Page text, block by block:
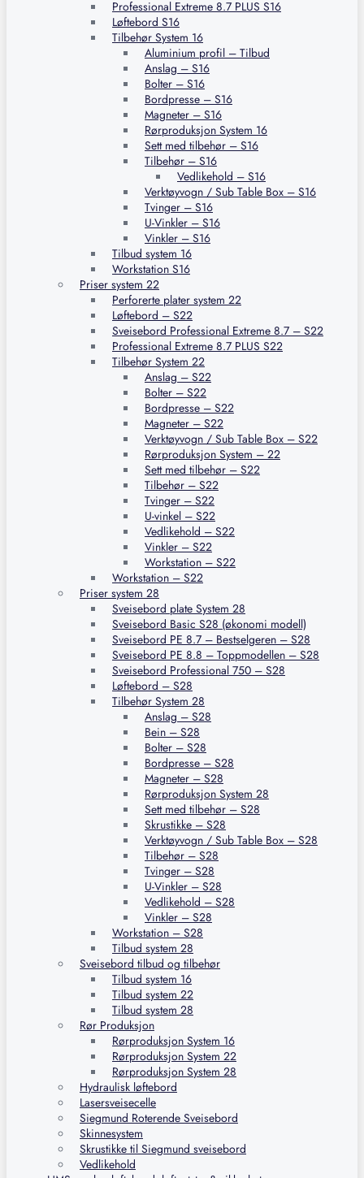
Professional Extreme 8.7 PLUS S16
Løftebord S16
Tilbehør System 16
Aluminium profil – Tilbud
Anslag – S16
Bolter – S16
Bordpresse – S16
Magneter – S16
Rørproduksjon System 16
Sett med tilbehør – S16
Tilbehør – S16
Vedlikehold – S16
Verktøyvogn / Sub Table Box – S16
Tvinger – S16
U-Vinkler – S16
Vinkler – S16
Tilbud system 16
Workstation S16
Priser system 22
Perforerte plater system 22
Løftebord – S22
Sveisebord Professional Extreme 8.7 – S22
Professional Extreme 8.7 PLUS S22
Tilbehør System 22
Anslag – S22
Bolter – S22
Bordpresse – S22
Magneter – S22
Verktøyvogn / Sub Table Box – S22
Rørproduksjon System – 22
Sett med tilbehør – S22
Tilbehør – S22
Tvinger – S22
U-vinkel – S22
Vedlikehold – S22
Vinkler – S22
Workstation – S22
Workstation – S22
Priser system 28
Sveisebord plate System 28
Sveisebord Basic S28 (økonomi modell)
Sveisebord PE 8.7 – Bestselgeren – S28
Sveisebord PE 8.8 – Toppmodellen – S28
Sveisebord Professional 750 – S28
Løftebord – S28
Tilbehør System 28
Anslag – S28
Bein – S28
Bolter – S28
Bordpresse – S28
Magneter – S28
Rørproduksjon System 28
Sett med tilbehør – S28
Skrustikke – S28
Verktøyvogn / Sub Table Box – S28
Tilbehør – S28
Tvinger – S28
U-Vinkler – S28
Vedlikehold – S28
Vinkler – S28
Workstation – S28
Tilbud system 28
Sveisebord tilbud og tilbehør
Tilbud system 16
Tilbud system 22
Tilbud system 28
Rør Produksjon
Rørproduksjon System 16
Rørproduksjon System 22
Rørproduksjon System 28
Hydraulisk løftebord
Lasersveisecelle
Siegmund Roterende Sveisebord
Skinnesystem
Skrustikke til Siegmund sveisebord
Vedlikehold